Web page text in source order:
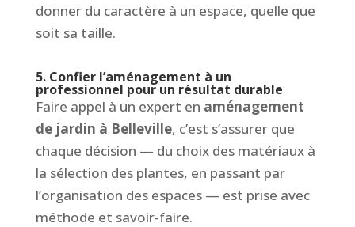
donner du caractère à un espace, quelle que
soit sa taille.
5. Confier l’aménagement à un
professionnel pour un résultat durable
Faire appel à un expert en aménagement
de jardin à Belleville, c’est s’assurer que
chaque décision — du choix des matériaux à
la sélection des plantes, en passant par
l’organisation des espaces — est prise avec
méthode et savoir-faire.